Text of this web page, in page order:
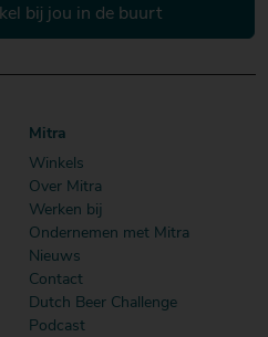
bij jou in de buurt
Mitra
Winkels
Over Mitra
Werken bij
Ondernemen met Mitra
Nieuws
Contact
Dutch Beer Challenge
Podcast